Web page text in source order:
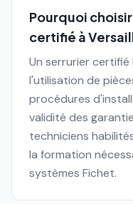
Pourquoi
certifié à
Un serrurier
l'utilisation de
procédures
validité des
techniciens
la formation
systèmes Fichet.